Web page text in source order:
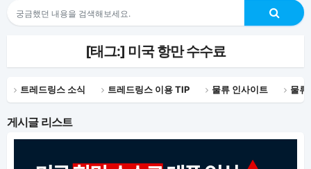
[태그:] 미국 항만 수수료
게시글 리스트
트레드링스 소식 트레드링스 이용 TIP 물류 인사이트 물류